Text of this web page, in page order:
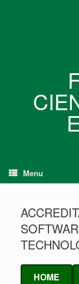
Menu
HOME